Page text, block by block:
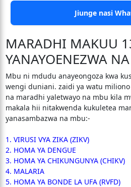
Jiunge nasi
MARADHI MAKUU
YANAYOENEZWA
Mbu ni mdudu anayeongoza kwa
wengi duniani. zaidi ya watu
na maradhi yaletwayo na mbu kila
makala hii nitakwenda kukuletea
yanasambazwa na mbu:-
1. VIRUSI VYA ZIKA (ZIKV)
2. HOMA YA DENGUE
3. HOMA YA CHIKUNGUNYA (CHIKV)
4. MALARIA
5. HOMA YA BONDE LA UFA (RVFD)